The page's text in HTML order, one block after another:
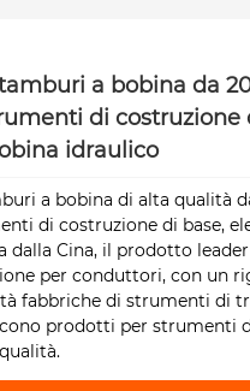
a bobina da
di costruzione
idraulico
a bobina di alta qualità
di costruzione di base,
dalla Cina, il prodotto
per conduttori, con un
fabbriche di strumenti di
prodotti per strumenti